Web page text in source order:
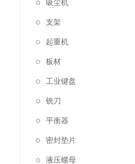
吸尘机
支架
起重机
板材
工业键盘
铣刀
平衡器
密封垫片
液压螺母